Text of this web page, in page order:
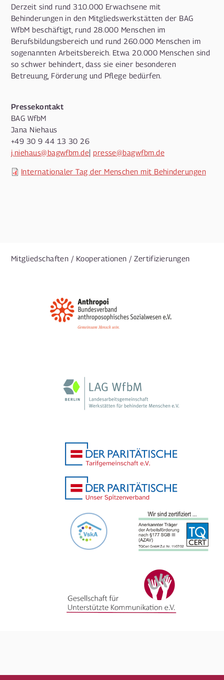
Derzeit sind rund 310.000 Erwachsene mit
Behinderungen in den Mitgliedswerkstätten der BAG
WfbM beschäftigt, rund 28.000 Menschen im
Berufsbildungsbereich und rund 260.000 Menschen im
sogenannten Arbeitsbereich. Etwa 20.000 Menschen sind
so schwer behindert, dass sie einer besonderen
Betreuung, Förderung und Pflege bedürfen.
Pressekontakt
BAG WfbM
Jana Niehaus
+49 30 9 44 13 30 26
j.niehaus@bagwfbm.de| presse@bagwfbm.de
Internationaler Tag der Menschen mit Behinderungen
Mitgliedschaften / Kooperationen / Zertifizierungen